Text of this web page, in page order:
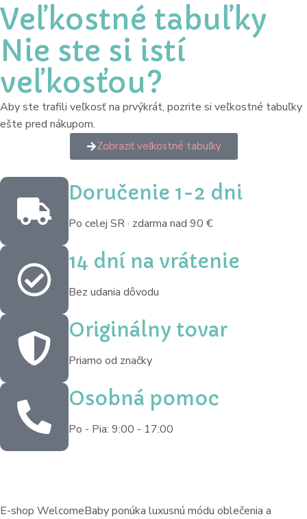
Veľkostné tabuľky
Nie ste si istí
veľkosťou?
Aby ste trafili veľkosť na prvýkrát, pozrite si veľkostné tabuľky
ešte pred nákupom.
Zobraziť veľkostné tabuľky
Doručenie 1-2 dni
Po celej SR · zdarma nad 90 €
14 dní na vrátenie
Bez udania dôvodu
Originálny tovar
Priamo od značky
Osobná pomoc
Po - Pia: 9:00 - 17:00
E-shop WelcomeBaby ponúka luxusnú módu oblečenia a